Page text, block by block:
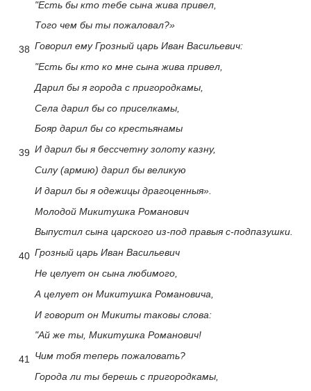
38
"Есть бы кто тебе сына жива привел,
Того чем бы ты пожаловал?»
Говорил ему Грозный царь Иван Васильевич:
"Есть бы кто ко мне сына жива привел,
Дарил бы я города с пригородкамы,
39
Села дарил бы со приселкамы,
Бояр дарил бы со крестьянамы
И дарил бы я бессчетну золоту казну,
Силу (армию) дарил бы великую
И дарил бы я одежицы драгоценныя».
40
Молодой Микитушка Романович
Выпустил сына царского из-под правыя с-подпазушки.
Грозный царь Иван Васильевич
Не целует он сына любимого,
А целует он Микитушка Романовича,
41
И говорит он Микиты таковы слова:
"Ай же ты, Микитушка Романович!
Чим тобя теперь пожаловать?
Города ли ты берешь с пригородкамы,